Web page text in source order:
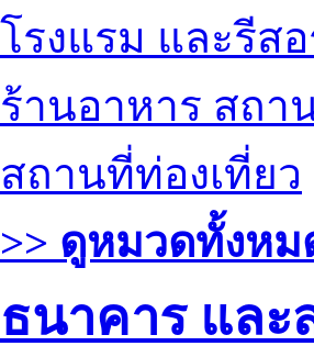
โรงแรม และรีส
ร้านอาหาร สถา
สถานที่ท่องเที่ยว
>> ดูหมวดทั้งหม
ธนาคาร และ